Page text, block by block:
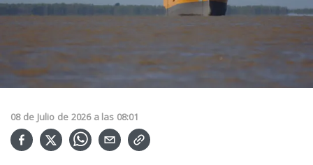
08 de Julio de 2026 a las 08:01